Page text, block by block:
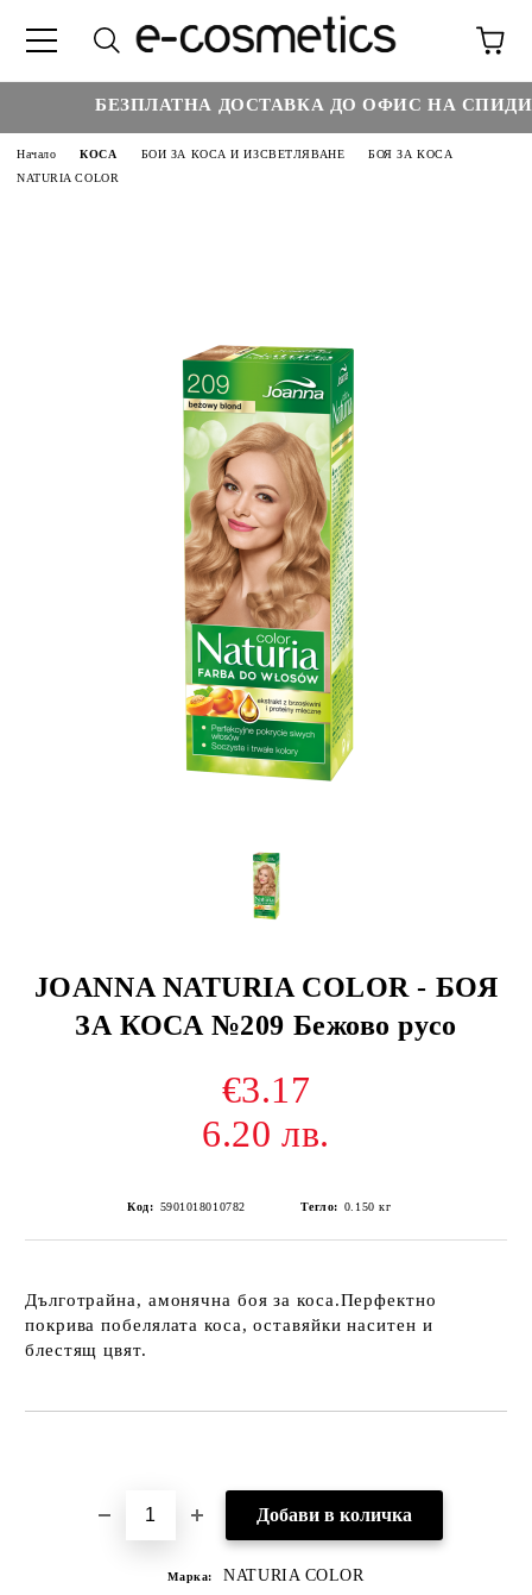
БЕЗПЛАТНА ДОСТАВКА ДО ОФИС НА СПИДИ
Начало КОСА БОИ ЗА КОСА И ИЗСВЕТЛЯВАНЕ
БОЯ ЗА КОСА
NATURIA COLOR
JOANNA NATURIA COLOR - БОЯ
ЗА КОСА №209 Бежово русо
€3.17
6.20 лв.
Код: 5901018010782 Тегло: 0.150 кг
Дълготрайна, амонячна боя за коса.Перфектно
покрива побелялата коса, оставяйки наситен и
блестящ цвят.
Марка: NATURIA COLOR